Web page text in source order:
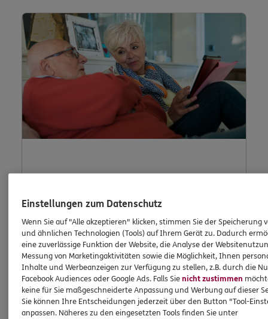
Beschwerde
Waren Sie unzufrieden mit uns oder möchten
Sie uns loben? Dann können Sie uns Ihre
Meinung hier mitteilen.
Einstellungen zum Datenschutz
Wenn Sie auf "Alle akzeptieren" klicken, stimmen Sie der Speicherung
und ähnlichen Technologien (Tools) auf Ihrem Gerät zu. Dadurch
eine zuverlässige Funktion der Website, die Analyse der
Messung von Marketingaktivitäten sowie die Möglichkeit, Ihnen
Inhalte und Werbeanzeigen zur Verfügung zu stellen, z.B. durch die
Facebook Audiences oder Google Ads. Falls Sienicht zustimmen
keine für Sie maßgeschneiderte Anpassung und Werbung auf dieser
Sie können Ihre Entscheidungen jederzeit über den Button "Tool-
anpassen. Näheres zu den eingesetzten Tools finden Sie unter